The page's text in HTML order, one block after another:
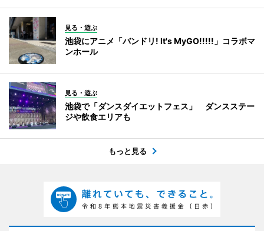
見る・遊ぶ
池袋にアニメ「バンドリ! It's MyGO!!!!!」コラボマ
ンホール
見る・遊ぶ
池袋で「ダンスダイエットフェス」 ダンスステー
ジや飲食エリアも
もっと見る